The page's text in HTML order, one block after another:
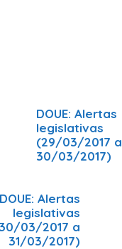
DOUE: Alertas
legislativas
(29/03/2017 a
30/03/2017)
DOUE: Alertas
legislativas
03/2017 a
31/03/2017)